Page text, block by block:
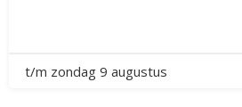
t/m zondag 9 augustus